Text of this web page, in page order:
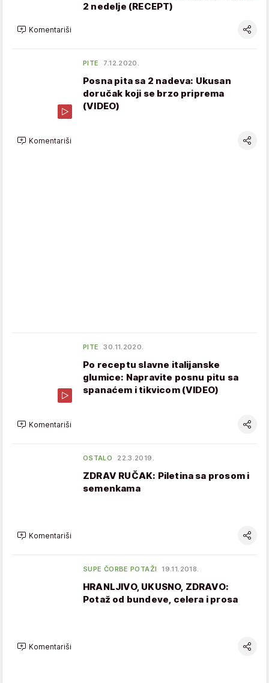
2 nedelje (RECEPT)
Komentariši
PITE 7.12.2020.
Posna pita sa 2 nadeva: Ukusan
doručak koji se brzo priprema
(VIDEO)
Komentariši
PITE 30.11.2020.
Po receptu slavne italijanske
glumice: Napravite posnu pitu sa
spanaćem i tikvicom (VIDEO)
Komentariši
OSTALO 22.3.2019.
ZDRAV RUČAK: Piletina sa prosom i
semenkama
Komentariši
SUPE ČORBE POTAŽI 19.11.2018.
HRANLJIVO, UKUSNO, ZDRAVO:
Potaž od bundeve, celera i prosa
Komentariši